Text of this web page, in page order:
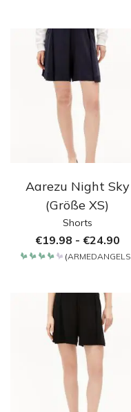
Aarezu Night Sky
(Größe XS)
Shorts
€19.98 - €24.90
(ARMEDANGELS